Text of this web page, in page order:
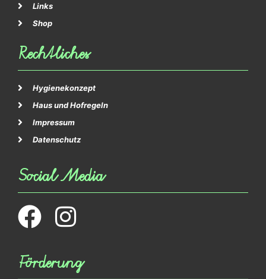
Links
Shop
Rechtliches
Hygienekonzept
Haus und Hofregeln
Impressum
Datenschutz
Social Media
Förderung